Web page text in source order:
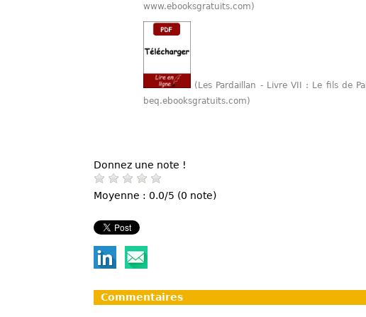
www.ebooksgratuits.com)
(Les Pardaillan - Livre VII : Le fils de
beq.ebooksgratuits.com)
Donnez une note !
Moyenne : 0.0/5 (0 note)
Commentaires